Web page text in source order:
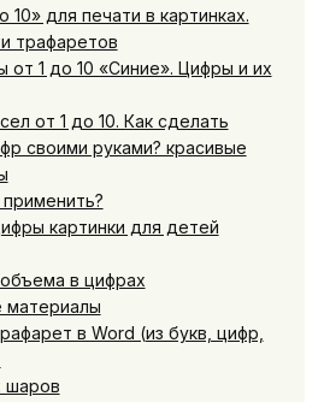
10» для печати в картинках.
трафаретов
от 1 до 10 «Синие». Цифры и их
от 1 до 10. Как сделать
своими руками? красивые
картинки для детей
в цифрах
в Word (из букв, цифр,
шаров